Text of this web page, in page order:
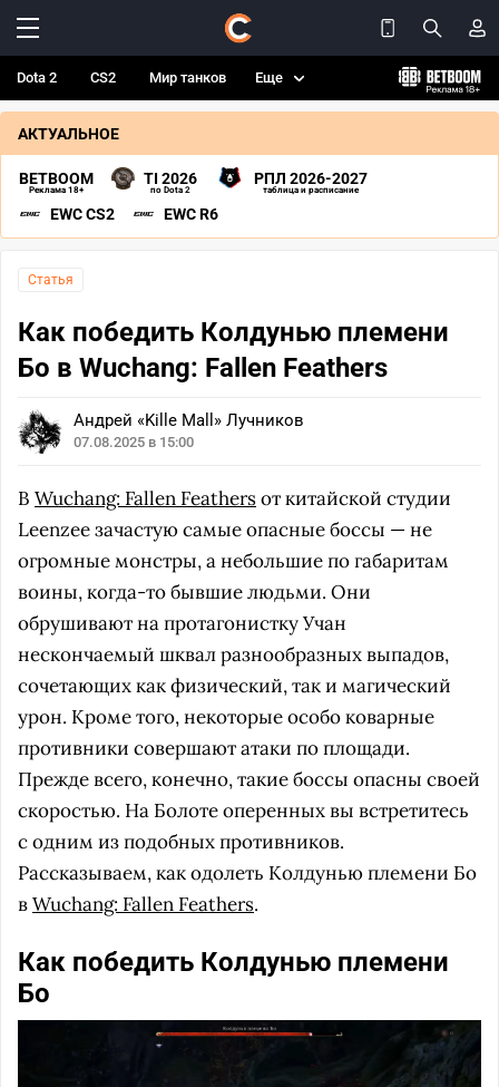
Dota 2 CS2 Мир танков Еще
АКТУАЛЬНОЕ
BETBOOM
Реклама 18+
TI 2026
по Dota 2
РПЛ 2026-2027
таблица и расписание
EWC CS2 EWC R6
Статья
Как победить Колдунью племени
Бо в Wuchang: Fallen Feathers
Андрей «Kille Mall» Лучников
07.08.2025 в 15:00
В Wuchang: Fallen Feathersот китайской студии
Leenzee зачастую самые опасные боссы — не
огромные монстры, а небольшие по габаритам
воины, когда-то бывшие людьми. Они
обрушивают на протагонистку Учан
нескончаемый шквал разнообразных выпадов,
сочетающих как физический, так и магический
урон. Кроме того, некоторые особо коварные
противники совершают атаки по площади.
Прежде всего, конечно, такие боссы опасны своей
скоростью. На Болоте оперенных вы встретитесь
с одним из подобных противников.
Рассказываем, как одолеть Колдунью племени Бо
вWuchang: Fallen Feathers.
Как победить Колдунью племени
Бо